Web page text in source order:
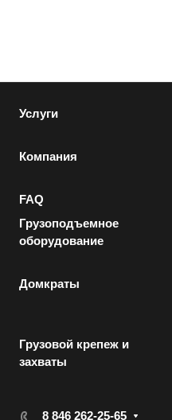
Услуги
Компания
FAQ
Грузоподъемное
оборудование
Домкраты
Грузовой крепеж и
захваты
8 846 262-25-65